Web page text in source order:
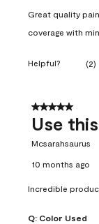
Great quality
coverage with
Helpful? (2)
5 out of 5
Use
Mcsarahsaurus
10 months ago
Incredible
Q: Color Used